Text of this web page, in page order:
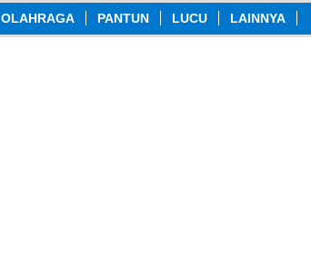
OLAHRAGA PANTUN LUCU LAINNYA